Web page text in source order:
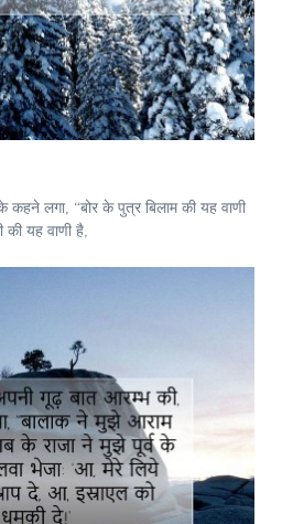
लगा, “बोर के पुत्र बिलाम की यह वाणी
यह वाणी है,